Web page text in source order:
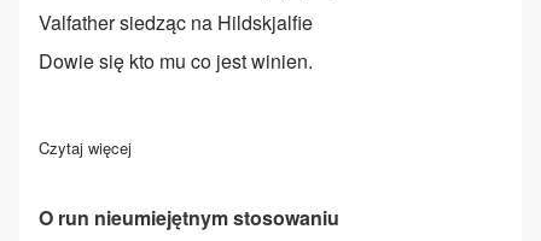
Valfather siedząc na Hildskjalfie
Dowie się kto mu co jest winien.
Czytaj więcej
O run nieumiejętnym stosowaniu